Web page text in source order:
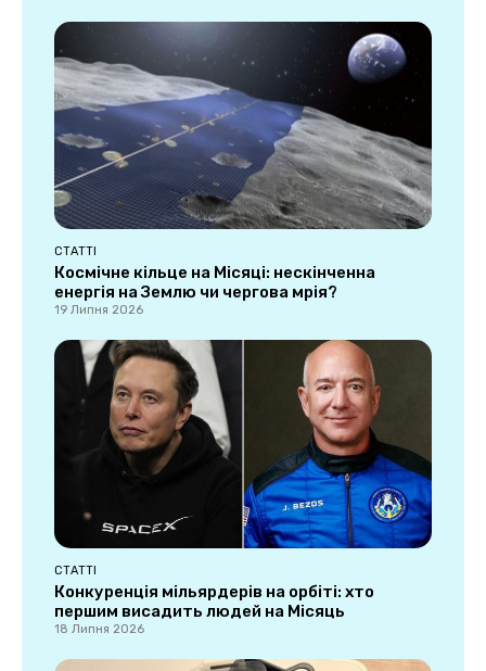
СТАТТІ
Космічне кільце на Місяці: нескінченна
енергія на Землю чи чергова мрія?
19 Липня 2026
СТАТТІ
Конкуренція мільярдерів на орбіті: хто
першим висадить людей на Місяць
18 Липня 2026